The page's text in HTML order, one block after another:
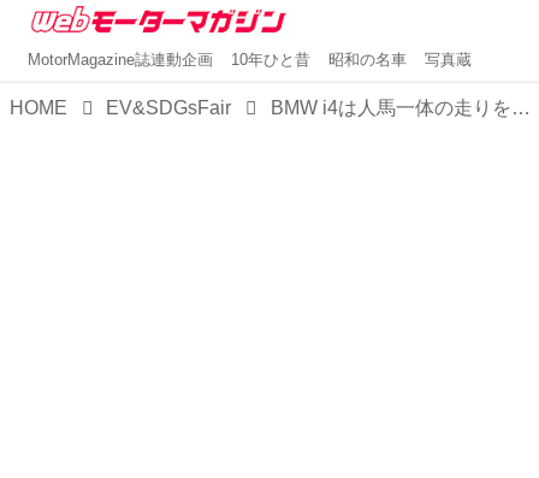
MotorMagazine誌連動企画 10年ひと昔 昭和の名車 写真蔵
HOME EV&SDGsFair BMW i4は人馬一体の走りを楽しめるスポーツBEV【EV＆SDGsフェア2023 in Osaka展示車紹介】